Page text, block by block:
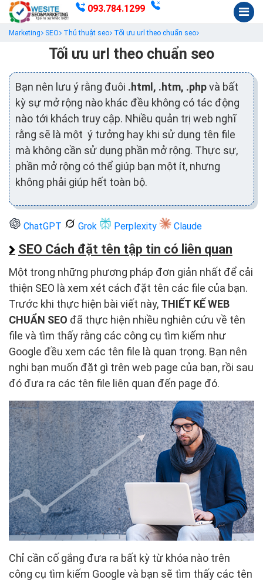
093.784.1299
Marketing SEO Thủ thuật seo Tối ưu url theo chuẩn seo
Tối ưu url theo chuẩn seo
Bạn nên lưu ý rằng đuôi .html, .htm, .phpvà bất
kỳ sự mở rộng nào khác đều không có tác động
nào tới khách truy cập. Nhiều quản trị web nghĩ
rằng sẽ là một ý tưởng hay khi sử dụng tên file
mà không cần sử dụng phần mở rộng. Thực sự,
phần mở rộng có thể giúp bạn một ít, nhưng
không phải giúp hết toàn bộ.
ChatGPT Grok Perplexity Claude
SEO Cách đặt tên tập tin có liên quan
Một trong những phương pháp đơn giản nhất để cải
thiện SEO là xem xét cách đặt tên các file của bạn.
Trước khi thực hiện bài viết này, THIẾT KẾ WEB
CHUẨN SEO đã thực hiện nhiều nghiên cứu về tên
file và tìm thấy rằng các công cụ tìm kiếm như
Google đều xem các tên file là quan trọng. Bạn nên
nghi bạn muốn đặt gì trên web page của bạn, rồi sau
đó đưa ra các tên file liên quan đến page đó.
Chỉ cần cố gắng đưa ra bất kỳ từ khóa nào trên
công cụ tìm kiếm Google và bạn sẽ tìm thấy các tên